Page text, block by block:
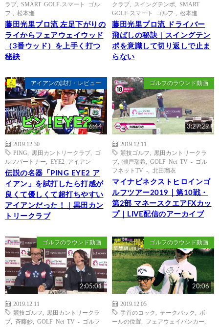
ラブ
SMART GOLF-スマート ゴル
フ-
松本進
藤田光里プロ流 左足下がりの
ライからフェアウェイウッド
（3番ウッド）を上手く打つ
秘訣
クラブ
スイングテンポ
SMART
GOLF-スマート ゴルフ-
松本進
藤田光里プロ流 ドライバー
飛ばしの秘訣｜スイングテン
ポを意識して切り返しで止ま
らない
アイアンの試打・レビュー
6:44
2019.12.30
PING
黒田カントリークラブ
ゴ
ルフパートナー
EYE2 アイアン
伝説の名器「PING EYE2 ア
イアン」を試打したら打感が
良くて優しくて超打ちやすい
アイアンだった！｜黒田カン
トリークラブ
ゴルフのラウンド動画
3:27:29
2019.12.11
競技ゴルフ
黒田カントリークラ
ブ
瀬戸瑞希
GOLF Net TV - ゴル
フネットTV -
北田瑠衣
マイナビネクストヒロインゴ
ルフツアー2019｜第10戦・
第2部 マネースクエアFXカッ
プ｜LIVE配信のアーカイブ
ゴルフのラウンド動画
2:05:01
2019.12.11
競技ゴルフ
黒田カントリークラ
ブ
斉藤妙
GOLF Net TV - ゴルフ
ゴルフのラウンド動画
20:06
2019.12.05
手首のコック
テークバック
ボ
ールの位置
フェアウェイバンカー